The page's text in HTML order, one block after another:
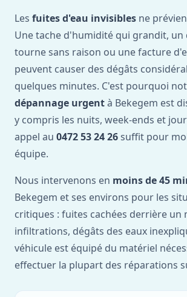
Les fuites d'eau invisibles ne
Une tache d'humidité qui grandit,
tourne sans raison ou une facture
peuvent causer des dégâts
quelques minutes. C'est pourquoi
dépannage urgentà Bekegem est
y compris les nuits, week-ends et
appel au 0472 53 24 26 suffit pour
équipe.
Nous intervenons en moins de 45
Bekegem et ses environs pour les
critiques : fuites cachées derrière un
infiltrations, dégâts des eaux
véhicule est équipé du matériel
effectuer la plupart des réparations